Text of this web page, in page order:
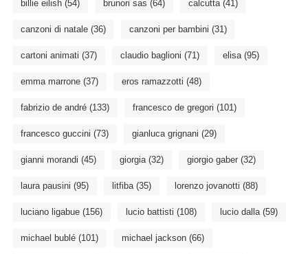
billie eilish(54) brunori sas (64) calcutta(41)
canzoni di natale(36) canzoni per bambini (31)
cartoni animati (37) claudio baglioni (71) elisa(95)
emma marrone(37) eros ramazzotti (48)
fabrizio de andré(133) francesco de gregori (101)
francesco guccini (73) gianluca grignani (29)
gianni morandi (45) giorgia(32) giorgio gaber(32)
laura pausini (95) litfiba(35) lorenzo jovanotti (88)
luciano ligabue(156) lucio battisti (108) lucio dalla(59)
michael bublé(101) michael jackson(66)